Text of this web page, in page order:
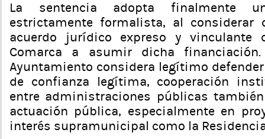
La sentencia adopta finalmente
estrictamente formalista, al considerar
acuerdo jurídico expreso y vinculante
Comarca a asumir dicha
Ayuntamiento considera legítimo
de confianza legítima, cooperación
entre administraciones públicas
actuación pública, especialmente en
interés supramunicipal como la Residencia